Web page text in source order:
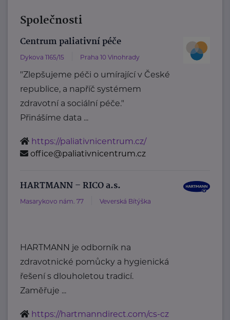
Společnosti
Centrum paliativní péče
Dykova 1165/15 Praha 10 Vinohrady
"Zlepšujeme péči o umírající v České
republice, a napříč systémem
zdravotní a sociální péče."
Přinášíme data ...
https://paliativnicentrum.cz/
office@paliativnicentrum.cz
HARTMANN – RICO a.s.
Masarykovo nám. 77 Veverská Bítýška
HARTMANN je odborník na
zdravotnické pomůcky a hygienická
řešení s dlouholetou tradicí.
Zaměřuje ...
https://hartmanndirect.com/cs-cz